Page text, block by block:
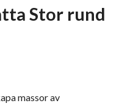
Stor rund
massor av